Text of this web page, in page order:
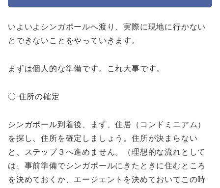
いよいよシンガポールへ渡り、実際に現地に行かない
とできないことをやっていきます。
まずは個人的な準備です。これ大事です。
〇 住所の確定
シンガポール到着後、まず、住居（コンドミニアム）
を探し、住所を確定しましょう。住所が決まらない
と、ステップ３へ進めません。（理想的な流れとして
は、事前準備でシンガポールにきたときに住むところ
を決めておくか、エージェントを決めておいてこの時